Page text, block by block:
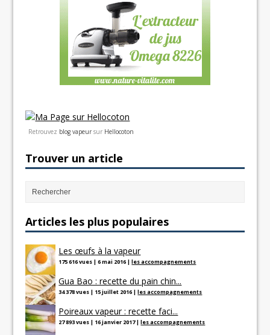
Retrouvez blog vapeur sur Hellocoton
Trouver un article
Articles les plus populaires
Les œufs à la vapeur
175 616 vues |6 mai 2016 |les accompagnements
Gua Bao : recette du pain chin...
34 378 vues | 15 juillet 2016 |les accompagnements
Poireaux vapeur : recette faci...
27 893 vues | 16 janvier 2017|les accompagnements